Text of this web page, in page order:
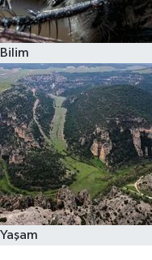
Bilim
Yaşam